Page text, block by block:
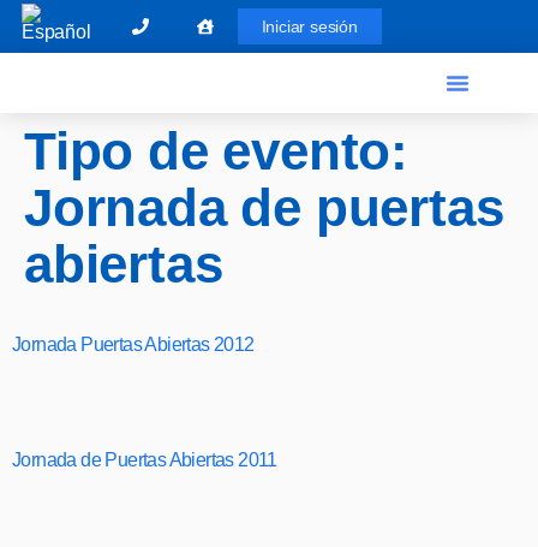
Iniciar sesión
Tipo de evento:
Jornada de puertas
abiertas
Jornada Puertas Abiertas 2012
Jornada de Puertas Abiertas 2011